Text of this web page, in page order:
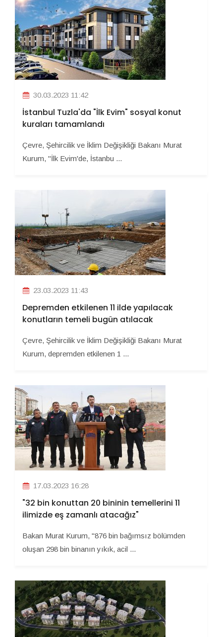
30.03.2023 11:42
İstanbul Tuzla'da "İlk Evim" sosyal konut
kuraları tamamlandı
Çevre, Şehircilik ve İklim Değişikliği Bakanı Murat
Kurum, "İlk Evim'de, İstanbu ...
23.03.2023 11:43
Depremden etkilenen 11 ilde yapılacak
konutların temeli bugün atılacak
Çevre, Şehircilik ve İklim Değişikliği Bakanı Murat
Kurum, depremden etkilenen 1 ...
17.03.2023 16:28
"32 bin konuttan 20 bininin temellerini 11
ilimizde eş zamanlı atacağız"
Bakan Murat Kurum, "876 bin bağımsız bölümden
oluşan 298 bin binanın yıkık, acil ...